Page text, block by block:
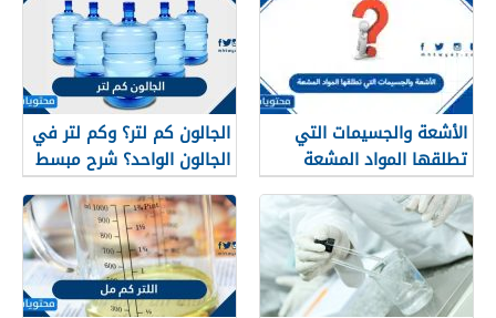
الأشعة والجسيمات التي
تطلقها المواد المشعة
الجالون كم لتر؟ وكم لتر في
الجالون الواحد؟ شرح مبسط